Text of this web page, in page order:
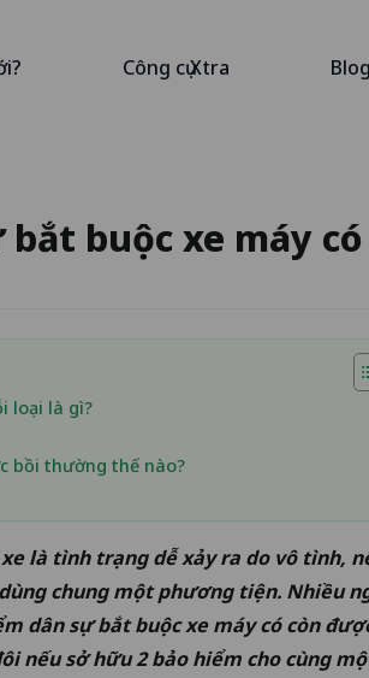
Công cụ Xtra Blog
bắt buộc xe máy
loại là gì?
bồi thường thế nào?
là tình trạng dễ xảy ra do vô tình,
chung một phương tiện. Nhiều
dân sự bắt buộc xe máycó còn
nếu sở hữu 2 bảo hiểm cho cùng